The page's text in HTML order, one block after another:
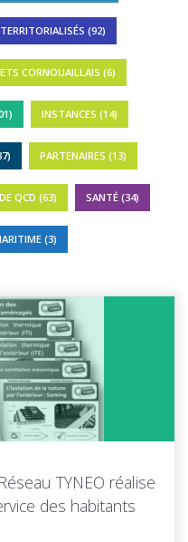
(92)
CORNOUAILLAIS (6)
INSTANCES (14)
PARTENAIRES (13)
QCD (63) SANTÉ (34)
(3)
TYNEO réalise
des habitants